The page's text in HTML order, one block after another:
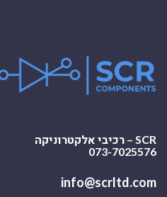
SCR – רכיבי אלקטרוניקה
073-7025576
info@scrltd.com